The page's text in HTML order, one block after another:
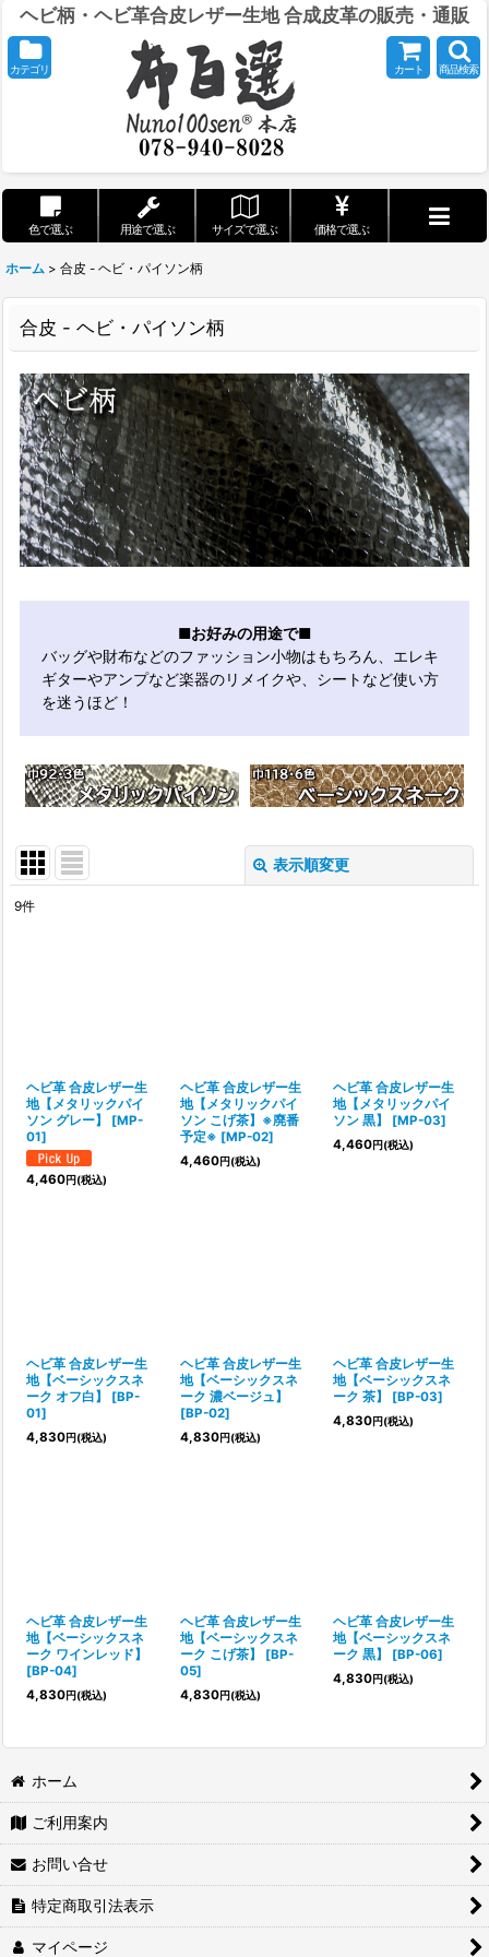
ヘビ柄・ヘビ革合皮レザー生地 合成皮革の販売・通販
カテゴリ カート 商品検索
色で選ぶ 用途で選ぶ サイズで選ぶ 価格で選ぶ
ホーム > 合皮 - ヘビ・パイソン柄
合皮 - ヘビ・パイソン柄
■お好みの用途で■
バッグや財布などのファッション小物はもちろん、エレキ
ギターやアンプなど楽器のリメイクや、シートなど使い方
を迷うほど！
表示順変更
絞り込む
9件
ヘビ革 合皮レザー生
地【メタリックパイ
ソン グレー】
[MP-
01]
4,460円(税込)
ヘビ革 合皮レザー生
地【メタリックパイ
ソン こげ茶】※廃番
予定※ [MP-02]
4,460円(税込)
ヘビ革 合皮レザー生
地【メタリックパイ
ソン 黒】
[MP-03]
4,460円(税込)
ヘビ革 合皮レザー生
地【ベーシックスネ
ーク オフ白】
[BP-
01]
4,830円(税込)
ヘビ革 合皮レザー生
地【ベーシックスネ
ーク 濃ベージュ】
[BP-02]
4,830円(税込)
ヘビ革 合皮レザー生
地【ベーシックスネ
ーク 茶】
[BP-03]
4,830円(税込)
ヘビ革 合皮レザー生
地【ベーシックスネ
ーク ワインレッド】
[BP-04]
4,830円(税込)
ヘビ革 合皮レザー生
地【ベーシックスネ
ーク こげ茶】
[BP-
05]
4,830円(税込)
ヘビ革 合皮レザー生
地【ベーシックスネ
ーク 黒】
[BP-06]
4,830円(税込)
ホーム
ご利用案内
お問い合せ
特定商取引法表示
マイページ